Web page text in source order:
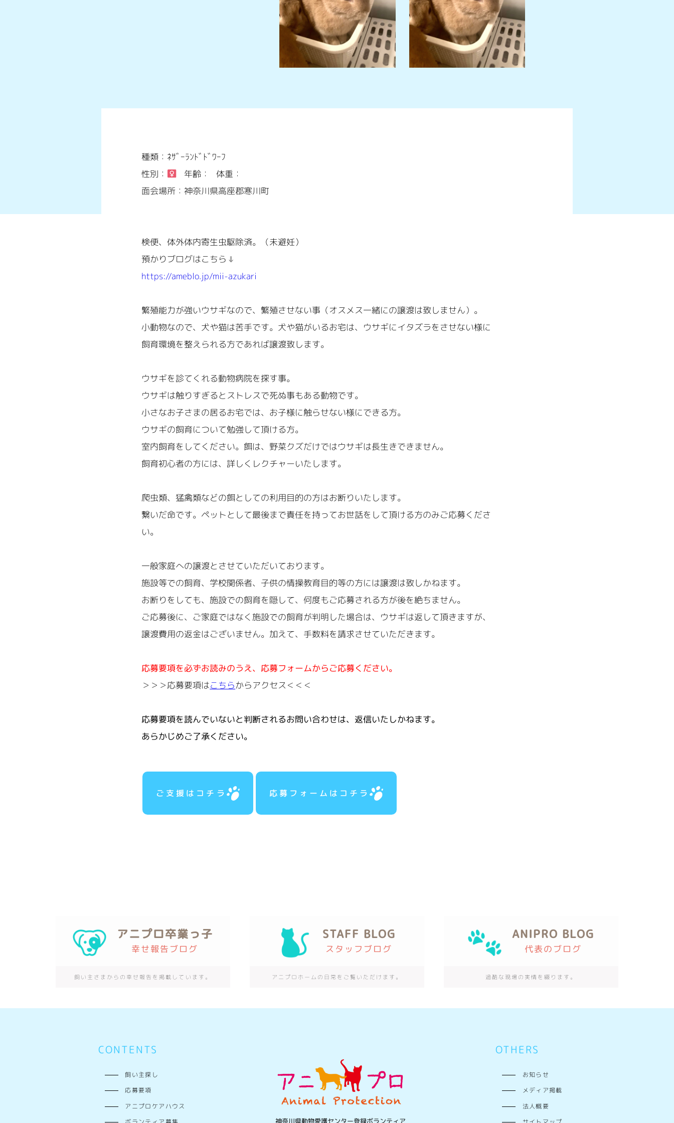
種類：ﾈｻﾞｰﾗﾝﾄﾞﾄﾞﾜｰﾌ
性別：
年齢：
体重：
面会場所：神奈川県高座郡寒川町
検便、体外体内寄生虫駆除済。（未避妊）
預かりブログはこちら⇓
https://ameblo.jp/mii-azukari
繁殖能力が強いウサギなので、繁殖させない事（オスメス一緒にの譲渡は致しません）。
小動物なので、犬や猫は苦手です。犬や猫がいるお宅は、ウサギにイタズラをさせない様に
飼育環境を整えられる方であれば譲渡致します。
ウサギを診てくれる動物病院を探す事。
ウサギは触りすぎるとストレスで死ぬ事もある動物です。
小さなお子さまの居るお宅では、お子様に触らせない様にできる方。
ウサギの飼育について勉強して頂ける方。
室内飼育をしてください。餌は、野菜クズだけではウサギは長生きできません。
飼育初心者の方には、詳しくレクチャーいたします。
爬虫類、猛禽類などの餌としての利用目的の方はお断りいたします。
繋いだ命です。ペットとして最後まで責任を持ってお世話をして頂ける方のみご応募くださ
い。
一般家庭への譲渡とさせていただいております。
施設等での飼育、学校関係者、子供の情操教育目的等の方には譲渡は致しかねます。
お断りをしても、施設での飼育を隠して、何度もご応募される方が後を絶ちません。
ご応募後に、ご家庭ではなく施設での飼育が判明した場合は、ウサギは返して頂きますが、
譲渡費用の返金はございません。加えて、手数料を請求させていただきます。
応募要項を必ずお読みのうえ、応募フォームからご応募ください。
＞＞＞応募要項はこちらからアクセス＜＜＜
応募要項を読んでいないと判断されるお問い合わせは、返信いたしかねます。
あらかじめご了承ください。
ご支援はコチラ 応募フォームはコチラ
アニプロ卒業っ子
幸せ報告ブログ
飼い主さまからの幸せ報告を掲載しています。
STAFF BLOG
スタッフブログ
アニプロホームの日常をご覧いただけます。
ANIPRO BLOG
代表のブログ
過酷な現場の実情を綴ります。
CONTENTS
飼い主探し
応募要項
アニプロケアハウス
神奈川県動物愛護センター登録ボランティア
OTHERS
お知らせ
メディア掲載
法人概要